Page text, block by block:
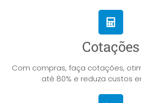
Cotações
Com compras, faça cotações,
até 80% e reduza custos